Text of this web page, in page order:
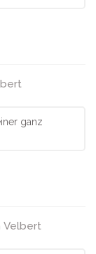
ganz
Velbert